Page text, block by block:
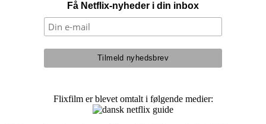
Få Netflix-nyheder i din inbox
Flixfilm er blevet omtalt i følgende medier: